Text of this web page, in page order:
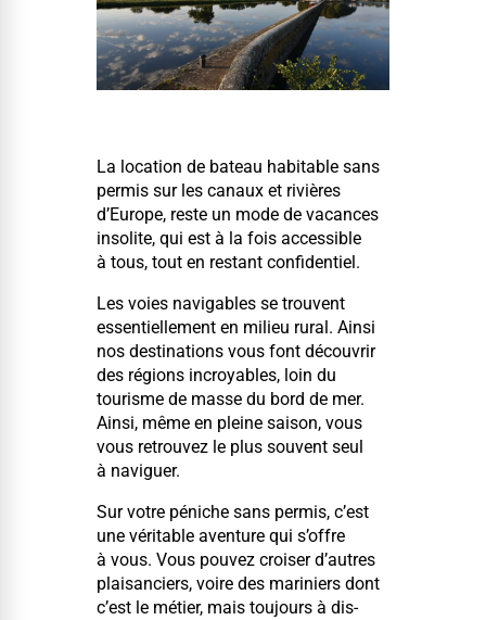
La loca­tion de bateau hab­it­able sans
per­mis sur les canaux et riv­ières
d’Europe, reste un mode de vacances
inso­lite, qui est à la fois acces­si­ble
à tous, tout en restant confidentiel.
Les voies nav­i­ga­bles se trou­vent
essen­tielle­ment en milieu rur­al. Ain­si
nos des­ti­na­tions vous font décou­vrir
des régions incroy­ables, loin du
tourisme de masse du bord de mer.
Ain­si, même en pleine sai­son, vous
vous retrou­vez le plus sou­vent seul
à naviguer.
Sur votre péniche sans per­mis, c’est
une véri­ta­ble aven­ture qui s’offre
à vous. Vous pou­vez crois­er d’autres
plai­sanciers, voire des mariniers dont
c’est le méti­er, mais tou­jours à dis­